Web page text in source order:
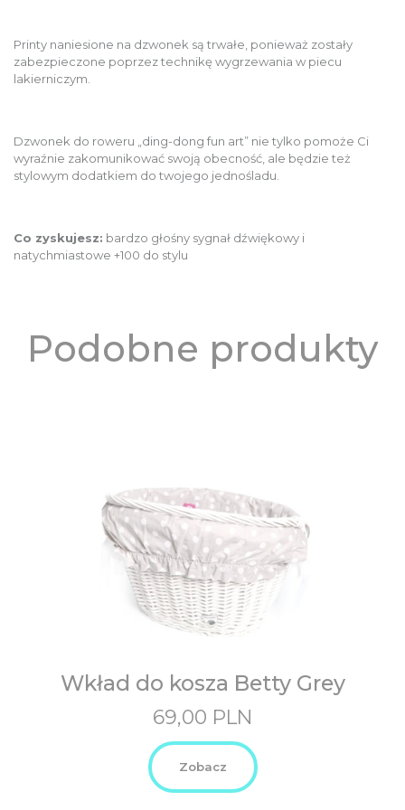
Printy naniesione na dzwonek są trwałe, ponieważ zostały
zabezpieczone poprzez technikę wygrzewania w piecu
lakierniczym.
Dzwonek do roweru „ding-dong fun art” nie tylko pomoże Ci
wyraźnie zakomunikować swoją obecność, ale będzie też
stylowym dodatkiem do twojego jednośladu.
Co zyskujesz: bardzo głośny sygnał dźwiękowy i
natychmiastowe +100 do stylu
Podobne produkty
Wkład do kosza Betty Grey
69,00 PLN
Zobacz